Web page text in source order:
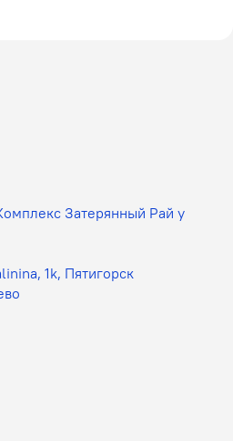
Затерянный Рай у
1k, Пятигорск